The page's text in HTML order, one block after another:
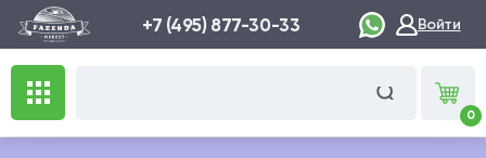
+7 (495) 877-30-33 Войти
0